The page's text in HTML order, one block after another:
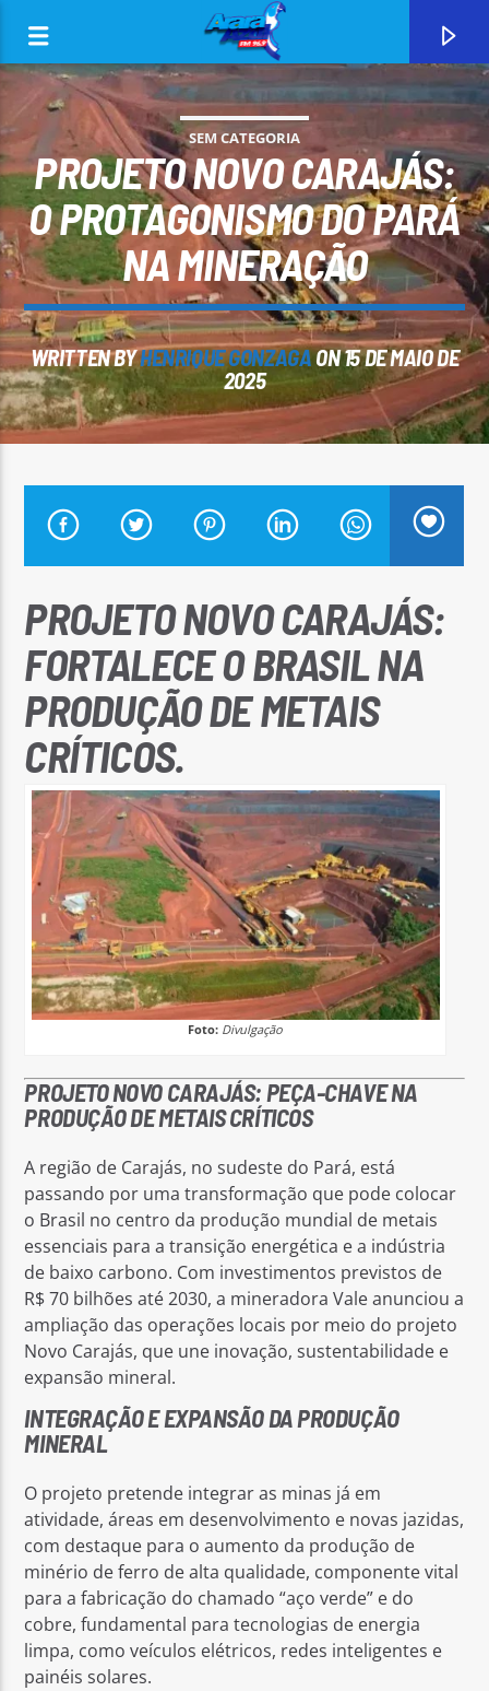
0:00
CURRENT TRACK
ARARA AZUL FM 96,9
Arara Azul FM
SEM CATEGORIA
PROJETO NOVO CARAJÁS:
O PROTAGONISMO DO PARÁ
NA MINERAÇÃO
WRITTEN BYHENRIQUE GONZAGAON 15 DE MAIO DE
2025
PROJETO NOVO CARAJÁS:
FORTALECE O BRASIL NA
PRODUÇÃO DE METAIS
CRÍTICOS.
Foto: Divulgação
PROJETO NOVO CARAJÁS: PEÇA-CHAVE NA
PRODUÇÃO DE METAIS CRÍTICOS
A região de Carajás, no sudeste do Pará, está
passando por uma transformação que pode colocar
o Brasil no centro da produção mundial de metais
essenciais para a transição energética e a indústria
de baixo carbono. Com investimentos previstos de
R$ 70 bilhões até 2030, a mineradora Vale anunciou a
ampliação das operações locais por meio do projeto
Novo Carajás, que une inovação, sustentabilidade e
expansão mineral.
INTEGRAÇÃO E EXPANSÃO DA PRODUÇÃO
MINERAL
O projeto pretende integrar as minas já em
atividade, áreas em desenvolvimento e novas jazidas,
com destaque para o aumento da produção de
minério de ferro de alta qualidade, componente vital
para a fabricação do chamado “aço verde” e do
cobre, fundamental para tecnologias de energia
limpa, como veículos elétricos, redes inteligentes e
painéis solares.